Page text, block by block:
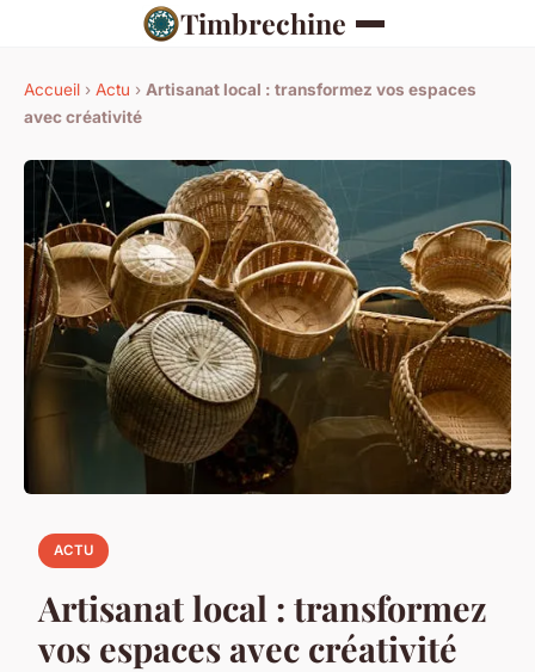
Timbrechine
Accueil › Actu › Artisanat local : transformez vos espaces
avec créativité
ACTU
Artisanat local : transformez
vos espaces avec créativité